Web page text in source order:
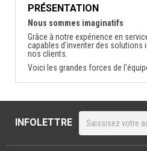
PRÉSENTATION
Nous sommes imaginatifs
Grâce à notre expérience en
capables d'inventer des solutions
nos clients.
Voici les grandes forces de
INFOLETTRE